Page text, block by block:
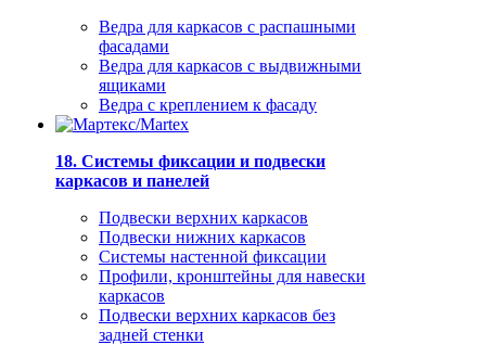
Ведра для каркасов с распашными
фасадами
Ведра для каркасов с выдвижными
ящиками
Ведра с креплением к фасаду
18. Системы фиксации и подвески
каркасов и панелей
Подвески верхних каркасов
Подвески нижних каркасов
Системы настенной фиксации
Профили, кронштейны для навески
каркасов
Подвески верхних каркасов без
задней стенки